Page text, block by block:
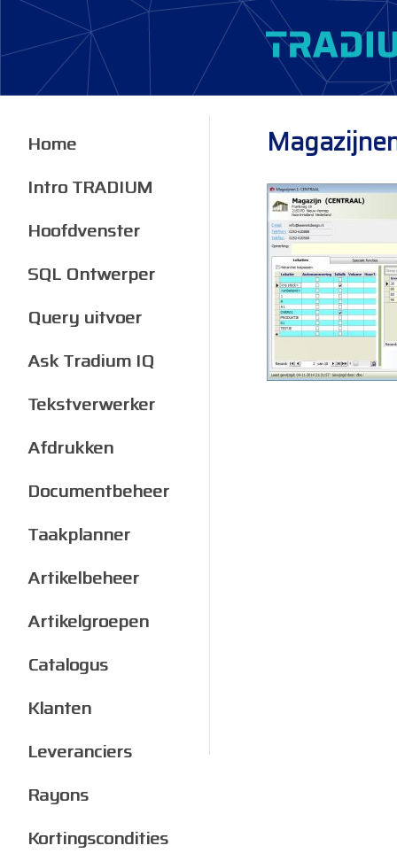
Home
Intro TRADIUM
Hoofdvenster
SQL Ontwerper
Query uitvoer
Ask Tradium IQ
Tekstverwerker
Afdrukken
Documentbeheer
Taakplanner
Artikelbeheer
Artikelgroepen
Catalogus
Klanten
Leveranciers
Rayons
Kortingscondities